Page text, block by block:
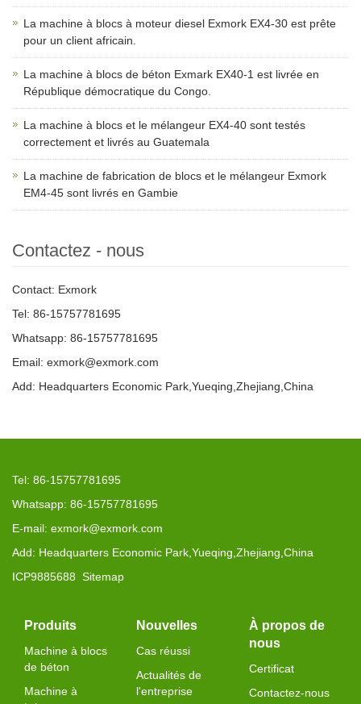
La machine à blocs à moteur diesel Exmork EX4-30 est prête
pour un client africain.
La machine à blocs de béton Exmark EX40-1 est livrée en
République démocratique du Congo.
La machine à blocs et le mélangeur EX4-40 sont testés
correctement et livrés au Guatemala
La machine de fabrication de blocs et le mélangeur Exmork
EM4-45 sont livrés en Gambie
Contactez - nous
Contact: Exmork
Tel: 86-15757781695
Whatsapp: 86-15757781695
Email: exmork@exmork.com
Add: Headquarters Economic Park,Yueqing,Zhejiang,China
Tel: 86-15757781695
Whatsapp: 86-15757781695
E-mail: exmork@exmork.com
Add: Headquarters Economic Park,Yueqing,Zhejiang,China
ICP9885688 Sitemap
Produits
Machine à blocs
de béton
Machine à
Nouvelles
Cas réussi
Actualités de
l'entreprise
À propos de
nous
Certificat
Contactez-nous